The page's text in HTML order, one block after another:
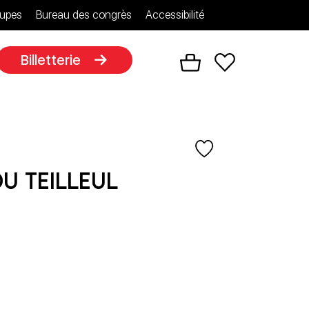
Bureau des congrès Accessibilité
Billetterie
Teilleul